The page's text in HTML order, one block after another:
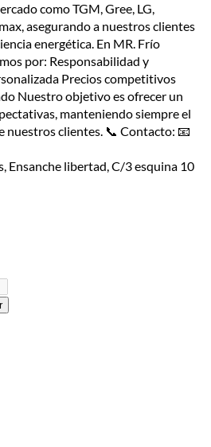
como TGM, Gree, LG,
asegurando a nuestros clientes
energética. En MR. Frío
por: Responsabilidad y
Precios competitivos
Nuestro objetivo es ofrecer un
manteniendo siempre el
nuestros clientes. 📞 Contacto: 📧
Ensanche libertad, C/3 esquina 10